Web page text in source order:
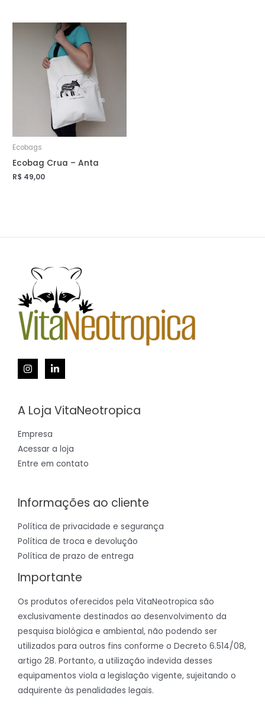
Ecobags
Ecobag Crua – Anta
R$ 49,00
A Loja VitaNeotropica
Empresa
Acessar a loja
Entre em contato
Informações ao cliente
Política de privacidade e segurança
Política de troca e devolução
Política de prazo de entrega
Importante
Os produtos oferecidos pela VitaNeotropica são
exclusivamente destinados ao desenvolvimento da
pesquisa biológica e ambiental, não podendo ser
utilizados para outros fins conforme o Decreto 6.514/08,
artigo 28. Portanto, a utilização indevida desses
equipamentos viola a legislação vigente, sujeitando o
adquirente às penalidades legais.